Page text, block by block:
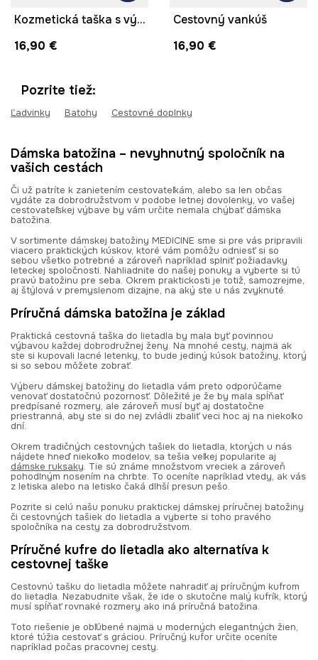
Kozmetická taška s výšivkou
16,90 €
Cestovný vankúš
16,90 €
Pozrite tiež:
Ľadvinky Batohy Cestovné doplnky
Dámska batožina – nevyhnutný spoločník na
vašich cestách
Či už patríte k zanietením cestovateľkám, alebo sa len občas
vydáte za dobrodružstvom v podobe letnej dovolenky, vo vašej
cestovateľskej výbave by vám určite nemala chýbať dámska
batožina.
V sortimente dámskej batožiny MEDICINE sme si pre vás pripravili
viacero praktických kúskov, ktoré vám pomôžu odniesť si so
sebou všetko potrebné a zároveň napríklad splniť požiadavky
leteckej spoločnosti. Nahliadnite do našej ponuky a vyberte si tú
pravú batožinu pre seba. Okrem praktickosti je totiž, samozrejme,
aj štýlová v premyslenom dizajne, na aký ste u nás zvyknuté.
Príručná dámska batožina je základ
Praktická cestovná taška do lietadla by mala byť povinnou
výbavou každej dobrodružnej ženy. Na mnohé cesty, najmä ak
ste si kupovali lacné letenky, to bude jediný kúsok batožiny, ktorý
si so sebou môžete zobrať.
Výberu dámskej batožiny do lietadla vám preto odporúčame
venovať dostatočnú pozornosť. Dôležité je že by mala spĺňať
predpísané rozmery, ale zároveň musí byť aj dostatočne
priestranná, aby ste si do nej zvládli zbaliť veci hoc aj na niekoľko
dní.
Okrem tradičných cestovných tašiek do lietadla, ktorých u nás
nájdete hneď niekoľko modelov, sa tešia veľkej popularite aj
dámske ruksaky. Tie sú známe množstvom vreciek a zároveň
pohodlným nosením na chrbte. To oceníte napríklad vtedy, ak vás
z letiska alebo na letisko čaká dlhší presun pešo.
Pozrite si celú našu ponuku praktickej dámskej príručnej batožiny
či cestovných tašiek do lietadla a vyberte si toho pravého
spoločníka na cesty za dobrodružstvom.
Príručné kufre do lietadla ako alternatíva k
cestovnej taške
Cestovnú tašku do lietadla môžete nahradiť aj príručným kufrom
do lietadla. Nezabudnite však, že ide o skutočne malý kufrík, ktorý
musí spĺňať rovnaké rozmery ako iná príručná batožina.
Toto riešenie je obľúbené najmä u moderných elegantných žien,
ktoré túžia cestovať s gráciou. Príručný kufor určite oceníte
napríklad počas pracovnej cesty.